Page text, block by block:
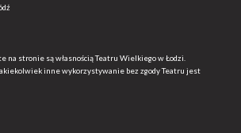
stronie są własnością Teatru Wielkiego w Łodzi.
inne wykorzystywanie bez zgody Teatru jest